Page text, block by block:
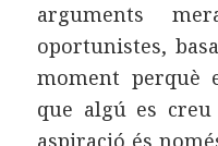
arguments
oportunistes,
moment perquè
que algú es